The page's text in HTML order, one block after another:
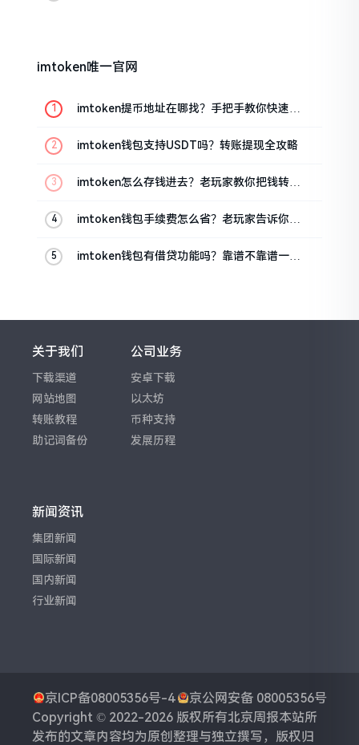
imtoken唯一官网
imtoken提币地址在哪找？手把手教你快速查
imtoken钱包支持USDT吗？转账提现全攻略
imtoken怎么存钱进去？老玩家教你把钱转进
imtoken钱包手续费怎么省？老玩家告诉你几
imtoken钱包有借贷功能吗？靠谱不靠谱一文
关于我们
下载渠道
网站地图
转账教程
助记词备份
公司业务
安卓下载
以太坊
币种支持
发展历程
新闻资讯
集团新闻
国际新闻
国内新闻
行业新闻
京ICP备08005356号-4
京公网安备 08005356号
Copyright © 2022-2026 版权所有北京周报本站所
发布的文章内容均为原创整理与独立撰写，版权归